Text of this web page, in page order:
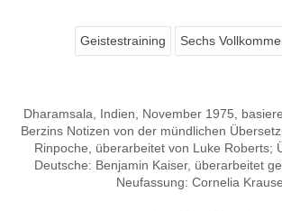
Geistestraining Sechs
Dharamsala, Indien, November 1975,
Berzins Notizen von der mündlichen
Rinpoche, überarbeitet von Luke Roberts;
Deutsche: Benjamin Kaiser, überarbeitet
Neufassung: Cornelia Krause.